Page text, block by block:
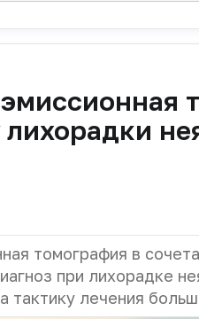
томография в
при лихорадке
тактику лечения